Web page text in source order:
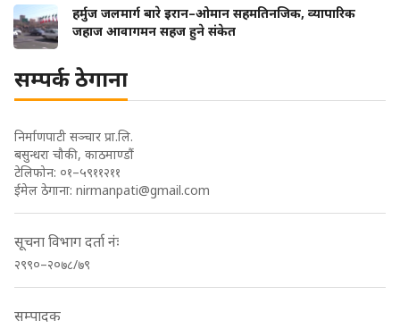
हर्मुज जलमार्ग बारे इरान–ओमान सहमतिनजिक, व्यापारिक
जहाज आवागमन सहज हुने संकेत
सम्पर्क ठेगाना
निर्माणपाटी सञ्चार प्रा.लि.
बसुन्धरा चौकी, काठमाण्डौं
टेलिफोन: ०१–५९११२११
ईमेल ठेगाना: nirmanpati@gmail.com
सूचना विभाग दर्ता नंः
२९९०–२०७८/७९
सम्पादक